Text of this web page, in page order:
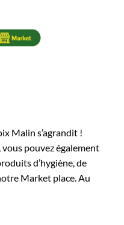
Malin s’agrandit !
pouvez également
d’hygiène, de
Market place. Au